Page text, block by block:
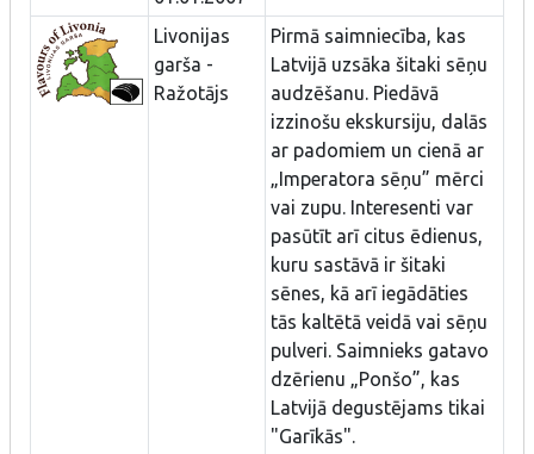
Livonijas
garša -
Ražotājs
Pirmā saimniecība, kas
Latvijā uzsāka šitaki sēņu
audzēšanu. Piedāvā
izzinošu ekskursiju, dalās
ar padomiem un cienā ar
„Imperatora sēņu” mērci
vai zupu. Interesenti var
pasūtīt arī citus ēdienus,
kuru sastāvā ir šitaki
sēnes, kā arī iegādāties
tās kaltētā veidā vai sēņu
pulveri. Saimnieks gatavo
dzērienu „Ponšo”, kas
Latvijā degustējams tikai
"Garīkās".